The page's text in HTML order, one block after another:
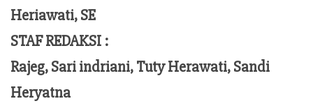
Heriawati, SE
STAF REDAKSI :
Rajeg, Sari indriani, Tuty Herawati, Sandi
Heryatna